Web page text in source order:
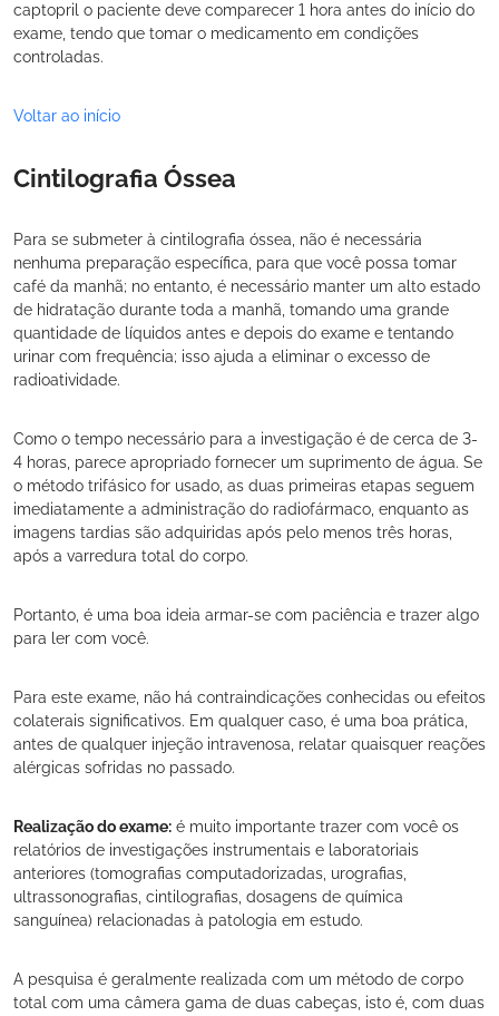
captopril o paciente deve comparecer 1 hora antes do início do
exame, tendo que tomar o medicamento em condições
controladas.
Voltar ao início
Cintilografia Óssea
Para se submeter à cintilografia óssea, não é necessária
nenhuma preparação específica, para que você possa tomar
café da manhã; no entanto, é necessário manter um alto estado
de hidratação durante toda a manhã, tomando uma grande
quantidade de líquidos antes e depois do exame e tentando
urinar com frequência; isso ajuda a eliminar o excesso de
radioatividade.
Como o tempo necessário para a investigação é de cerca de 3-
4 horas, parece apropriado fornecer um suprimento de água. Se
o método trifásico for usado, as duas primeiras etapas seguem
imediatamente a administração do radiofármaco, enquanto as
imagens tardias são adquiridas após pelo menos três horas,
após a varredura total do corpo.
Portanto, é uma boa ideia armar-se com paciência e trazer algo
para ler com você.
Para este exame, não há contraindicações conhecidas ou efeitos
colaterais significativos. Em qualquer caso, é uma boa prática,
antes de qualquer injeção intravenosa, relatar quaisquer reações
alérgicas sofridas no passado.
Realização do exame: é muito importante trazer com você os
relatórios de investigações instrumentais e laboratoriais
anteriores (tomografias computadorizadas, urografias,
ultrassonografias, cintilografias, dosagens de química
sanguínea) relacionadas à patologia em estudo.
A pesquisa é geralmente realizada com um método de corpo
total com uma câmera gama de duas cabeças, isto é, com duas